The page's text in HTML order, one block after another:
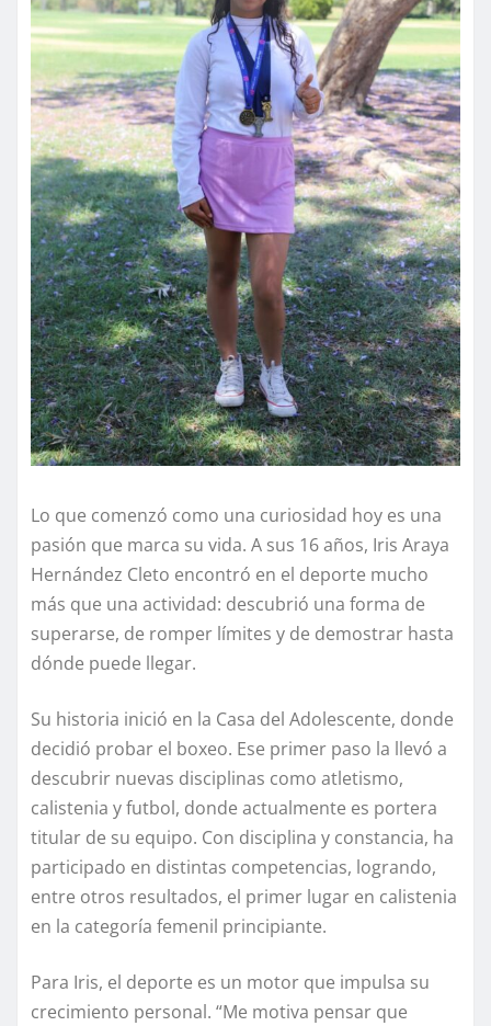
Lo que comenzó como una curiosidad hoy es una
pasión que marca su vida. A sus 16 años, Iris Araya
Hernández Cleto encontró en el deporte mucho
más que una actividad: descubrió una forma de
superarse, de romper límites y de demostrar hasta
dónde puede llegar.
Su historia inició en la Casa del Adolescente, donde
decidió probar el boxeo. Ese primer paso la llevó a
descubrir nuevas disciplinas como atletismo,
calistenia y futbol, donde actualmente es portera
titular de su equipo. Con disciplina y constancia, ha
participado en distintas competencias, logrando,
entre otros resultados, el primer lugar en calistenia
en la categoría femenil principiante.
Para Iris, el deporte es un motor que impulsa su
crecimiento personal. “Me motiva pensar que